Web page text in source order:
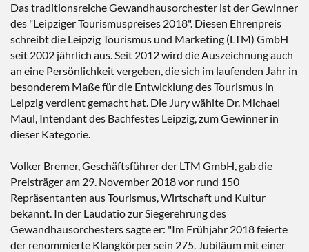
Das traditionsreiche Gewandhausorchester ist der Gewinner
des "Leipziger Tourismuspreises 2018". Diesen Ehrenpreis
schreibt die Leipzig Tourismus und Marketing (LTM) GmbH
seit 2002 jährlich aus. Seit 2012 wird die Auszeichnung auch
an eine Persönlichkeit vergeben, die sich im laufenden Jahr in
besonderem Maße für die Entwicklung des Tourismus in
Leipzig verdient gemacht hat. Die Jury wählte Dr. Michael
Maul, Intendant des Bachfestes Leipzig, zum Gewinner in
dieser Kategorie.
Volker Bremer, Geschäftsführer der LTM GmbH, gab die
Preisträger am 29. November 2018 vor rund 150
Repräsentanten aus Tourismus, Wirtschaft und Kultur
bekannt. In der Laudatio zur Siegerehrung des
Gewandhausorchesters sagte er: "Im Frühjahr 2018 feierte
der renommierte Klangkörper sein 275. Jubiläum mit einer